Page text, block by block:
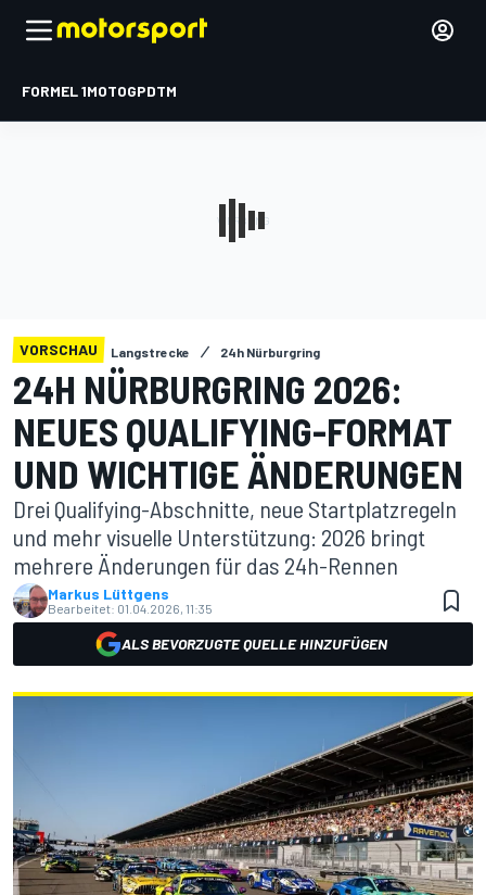
FORMEL 1MOTOGPDTM
VORSCHAU Langstrecke 24h Nürburgring
24H NÜRBURGRING 2026:
NEUES QUALIFYING-FORMAT
UND WICHTIGE ÄNDERUNGEN
Drei Qualifying-Abschnitte, neue Startplatzregeln
und mehr visuelle Unterstützung: 2026 bringt
mehrere Änderungen für das 24h-Rennen
Markus Lüttgens
Bearbeitet: 01.04.2026, 11:35
ALS BEVORZUGTE QUELLE HINZUFÜGEN